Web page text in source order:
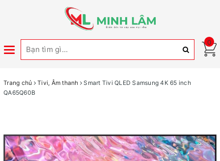
Toggle
0
Trang chủ Tivi, Âm thanh
Smart Tivi QLED Samsung 4K 65 inch
QA65Q60B